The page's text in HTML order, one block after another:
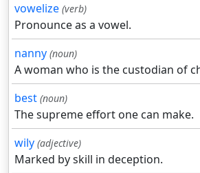
vowelize (verb)
Pronounce as a vowel.
nanny (noun)
A woman who is the custodian of
best (noun)
The supreme effort one can make.
wily (adjective)
Marked by skill in deception.